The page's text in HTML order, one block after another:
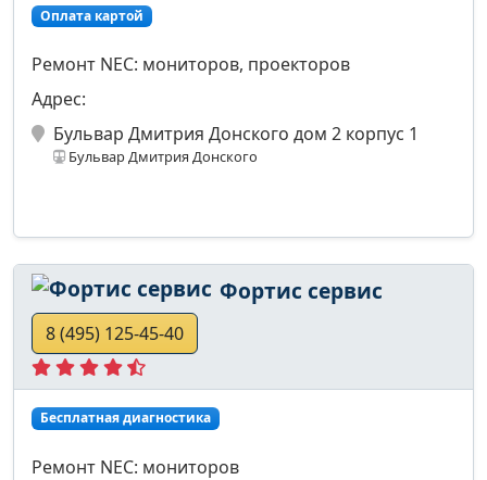
Оплата картой
Ремонт NEC: мониторов, проекторов
Адрес:
Бульвар Дмитрия Донского дом 2 корпус 1
Бульвар Дмитрия Донского
Фортис сервис
8 (495) 125-45-40
Бесплатная диагностика
Ремонт NEC: мониторов